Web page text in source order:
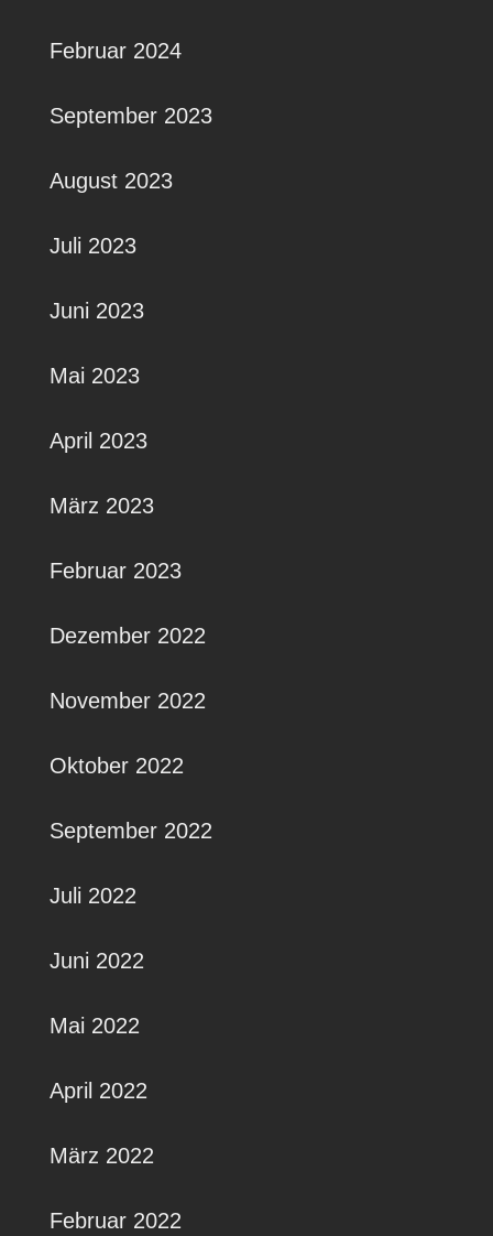
Februar 2024
September 2023
August 2023
Juli 2023
Juni 2023
Mai 2023
April 2023
März 2023
Februar 2023
Dezember 2022
November 2022
Oktober 2022
September 2022
Juli 2022
Juni 2022
Mai 2022
April 2022
März 2022
Februar 2022